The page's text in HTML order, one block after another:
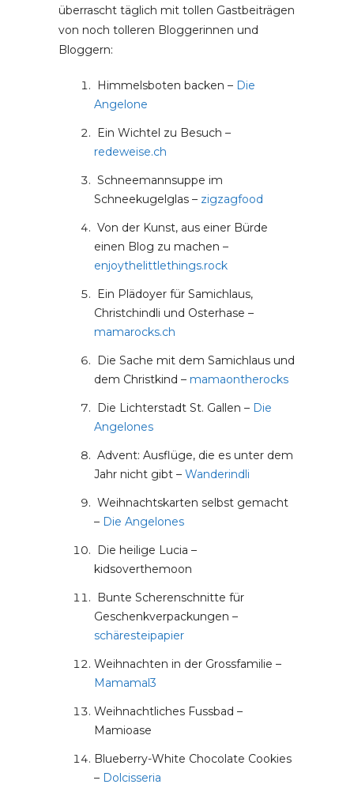
überrascht täglich mit tollen Gastbeiträgen
von noch tolleren Bloggerinnen und
Bloggern:
Himmelsboten backen – Die
Angelone
Ein Wichtel zu Besuch –
redeweise.ch
Schneemannsuppe im
Schneekugelglas – zigzagfood
Von der Kunst, aus einer Bürde
einen Blog zu machen –
enjoythelittlethings.rock
Ein Plädoyer für Samichlaus,
Christchindli und Osterhase –
mamarocks.ch
Die Sache mit dem Samichlaus und
dem Christkind – mamaontherocks
Die Lichterstadt St. Gallen – Die
Angelones
Advent: Ausflüge, die es unter dem
Jahr nicht gibt – Wanderindli
Weihnachtskarten selbst gemacht
– Die Angelones
Die heilige Lucia –
kidsoverthemoon
Bunte Scherenschnitte für
Geschenkverpackungen –
schäresteipapier
Weihnachten in der Grossfamilie –
Mamamal3
Weihnachtliches Fussbad –
Mamioase
Blueberry-White Chocolate Cookies
– Dolcisseria